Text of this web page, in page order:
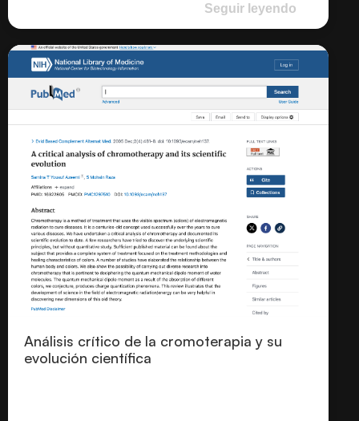
Seguir leyendo
Análisis crítico de la cromoterapia y su
evolución científica